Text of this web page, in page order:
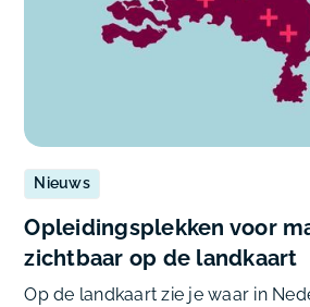
Nieuws
Opleidingsplekken voor
zichtbaar op de landkaart
Op de landkaart zie je waar in